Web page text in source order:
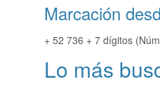
Marcación
+ 52 736 + 7 dígitos
Lo más